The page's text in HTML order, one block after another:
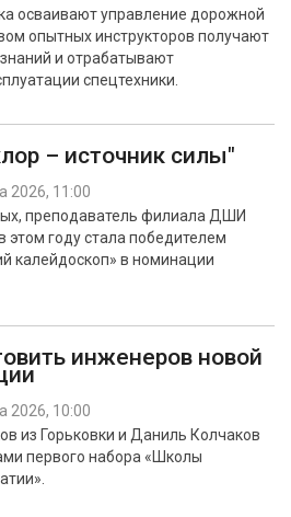
осваивают управление дорожной
опытных инструкторов получают
и отрабатывают
спецтехники.
– источник силы"
2026, 11:00
преподаватель филиала ДШИ
этом году стала победителем
калейдоскоп» в номинации
инженеров новой
2026, 10:00
из Горьковки и Даниль Колчаков
первого набора «Школы